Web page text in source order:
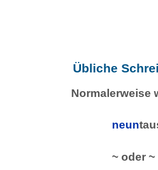
Übliche
Normalerweise
neun
~ oder ~